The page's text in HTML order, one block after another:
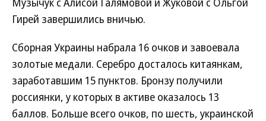
Гирей завершились вничью.
Сборная Украины набрала 16 очков и завоевала
золотые медали. Серебро досталось китаянкам,
заработавшим 15 пунктов. Бронзу получили
россиянки, у которых в активе оказалось 13
баллов. Больше всего очков, по шесть, украинской